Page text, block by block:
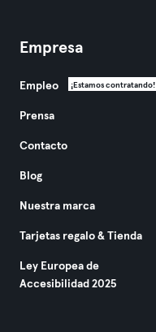
Empresa
Empleo ¡Estamos contratando!
Prensa
Contacto
Blog
Nuestra marca
Tarjetas regalo & Tienda
Ley Europea de
Accesibilidad 2025